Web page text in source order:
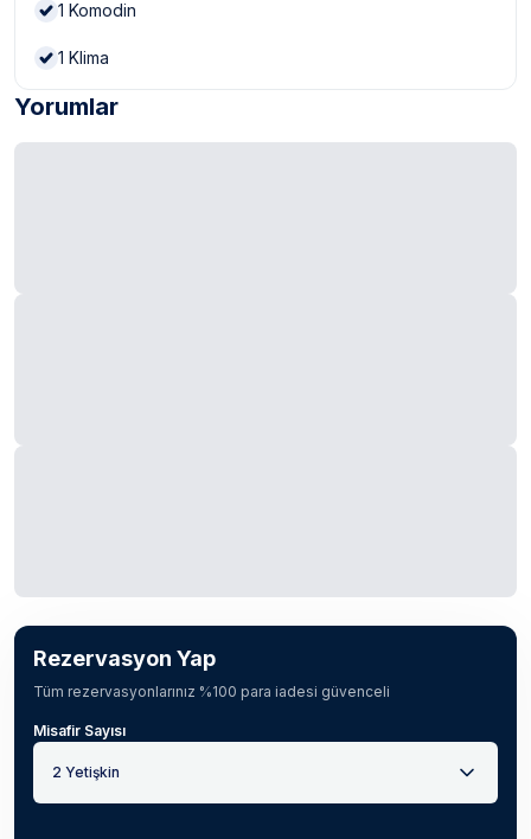
1 Komodin
1 Klima
Yorumlar
Rezervasyon Yap
Tüm rezervasyonlarınız %100 para iadesi güvenceli
Misafir Sayısı
2 Yetişkin